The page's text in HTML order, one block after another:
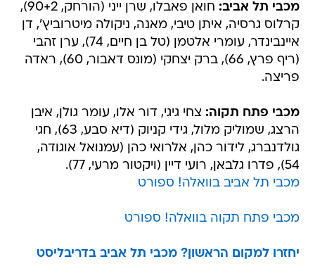
מכבי תל אביב:
חואן פאבלו, שרן ייני (הורחק, 90+2),
קרלוס גרסיה, איתן טיבי, מאנה, ניקולה מיטרוביץ', דן
איינבינדר, עומרי אלטמן (טל בן חיים, 74), ערן זהבי
(ריף פרץ, 66), ברק יצחקי (מונס דאבור, 60), ראדה
פריצה.
מכבי פתח תקוה: צחי גיגי, דור אלו, עומר גולן, איבן
הרצג, שמוליק מלול, גידי קניוק (דיא סבע, 63), חגי
גולדנברג, לידור כהן, אלרואי כהן (עמנואל אוגודה,
54), פדרו גלבאן, רועי דיין (ויקטור מרעי, 77).
מכבי תל אביב בוואלה! ספורט
מכבי פתח תקוה בוואלה! ספורט
יחזרו למקום הראשון? מכבי תל אביב בדריבליסט